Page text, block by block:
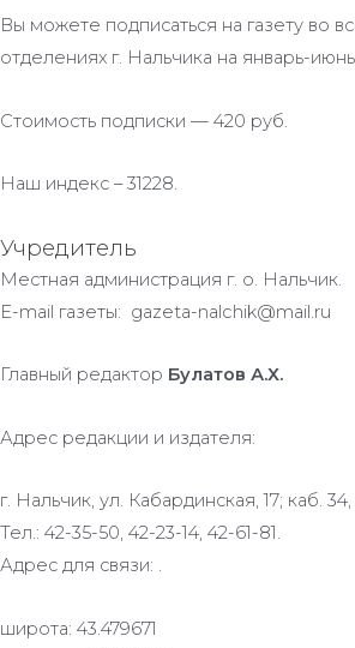
Вы можете подписаться на газету во
отделениях г. Нальчика на январь-
Стоимость подписки — 420 руб.
Наш индекс – 31228.
Учредитель
Местная администрация г. о. Нальчик.
E-mail газеты: gazeta-nalchik@mail.ru
Главный редактор Булатов А.Х.
Адрес редакции и издателя:
г. Нальчик, ул. Кабардинская, 17; каб. 34,
Тел.: 42-35-50, 42-23-14, 42-61-81.
Адрес для связи: .
широта: 43.479671